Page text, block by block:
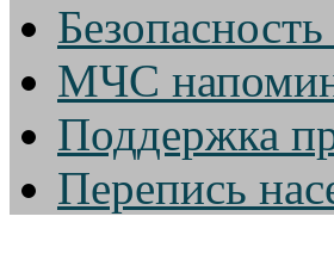
МЧС
Поддержка
Перепись